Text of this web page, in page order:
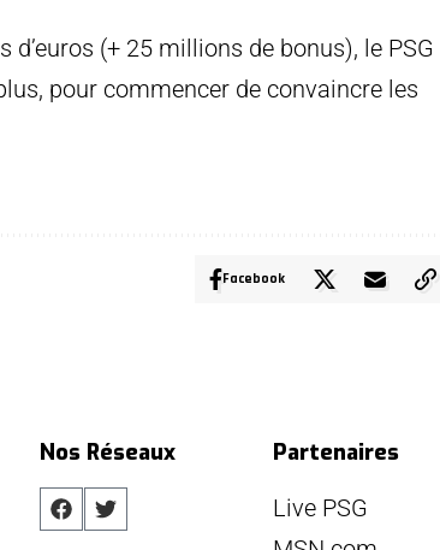
(+ 25 millions de bonus), le PSG
pour commencer de convaincre les
Facebook
Nos Réseaux
Partenaires
Live PSG